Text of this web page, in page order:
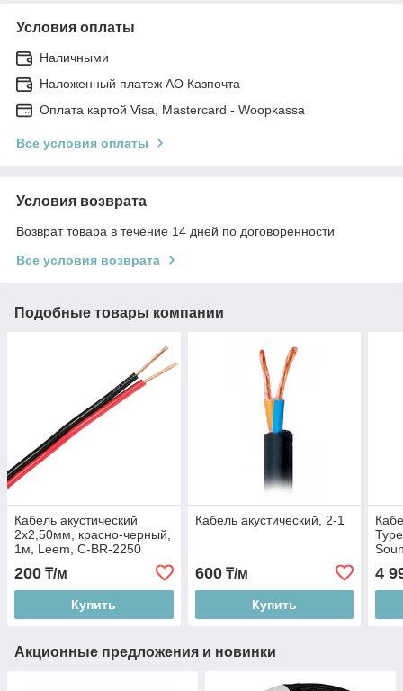
Условия оплаты
Наличными
Наложенный платеж АО Казпочта
Оплата картой Visa, Mastercard - Woopkassa
Все условия оплаты
Условия возврата
Возврат товара в течение 14 дней по договоренности
Все условия возврата
Подобные товары компании
Кабель акустический
2х2,50мм, красно-черный,
1м, Leem, C-BR-2250
200 ₸/м
Купить
Кабель акустический, 2-1
600₸/м
Купить
4
Акционные предложения и новинки